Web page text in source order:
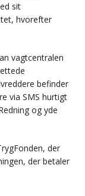
sit
hvorefter
vagtcentralen
befinder
via SMS hurtigt
og yde
der
der betaler